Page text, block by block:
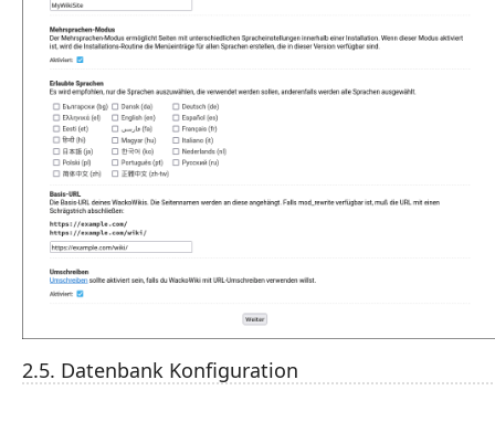
2.5. Datenbank Konfiguration